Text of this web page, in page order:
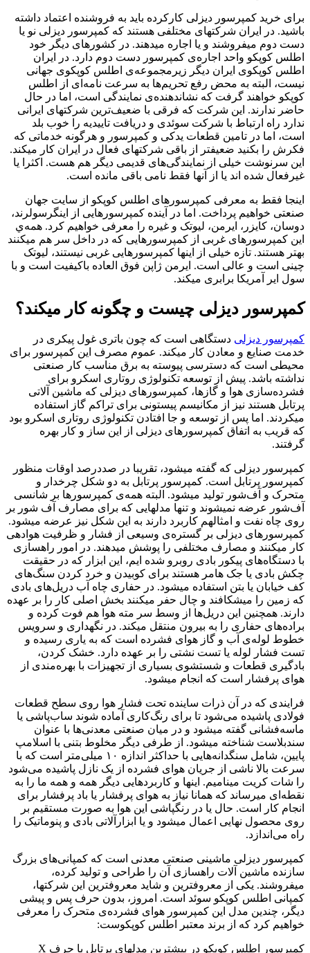
برای خرید کمپرسور دیزلی کارکرده باید به فروشنده اعتماد داشته
باشید. در ایران شرکتهای مختلفی هستند که کمپرسور دیزلی نو یا
دست دوم میفروشند و یا اجاره میدهند. در کشورهای دیگر خود
اطلس کوپکو واحد اجاره‌ی کمپرسور دست دوم دارد. در ایران
اطلس کوپکوی ایران دیگر زیرمجموعه‌ی اطلس کوپکوی جهانی
نیست،‌ البته به محض رفع تحریم‌ها به سرعت نامه‌ای از اطلس
کوپکو خواهند گرفت که نشاندهنده‌ی نمایندگی است، اما در حال
حاضر ندارند. این شرکت که فرقی با ضعیف‌ترین شرکتهای ایرانی
ندارد راه ارتباط با شرکت سوئدی و دریافت تاییدیه را خوب بلد
است، اما در تامین قطعات یدکی و کمپرسور و هرگونه خدماتی که
فکرش را بکنید ضعیفتر از باقی شرکتهای فعال در ایران کار میکند.
این سرنوشت خیلی از نمایندگی‌های قدیمی دیگر هم هست. اکثرا یا
غیرفعال شده اند یا از آنها فقط نامی باقی مانده است.
اینجا فقط به معرفی کمپرسورهای اطلس کوپکو از سایت جهان
صنعتی خواهیم پرداخت. اما در آینده کمپرسورهایی از اینگرسولرند،
دوسان، کایزر، ایرمن، لیوتک و غیره را معرفی خواهیم کرد. همه‌ي
این کمپرسورهای غربی از کمپرسورهایی که در داخل سر هم میکنند
بهتر هستند. تازه خیلی از اینها کمپرسورهایی غربی نیستند، لیوتک
چینی است و عالی است. ایرمن ژاپن فوق العاده باکیفیت است و با
سول ایر آمریکا برابری میکند.
کمپرسور دیزلی چیست و چگونه کار میکند؟
کمپرسور دیزلی دستگاهی است که چون باتری غول پیکری در
خدمت صنایع و معادن کار میکند. عموم مصرف این کمپرسور برای
محیطی است که دسترسی پیوسته به برق مناسب کار صنعتی
نداشته باشد. پیش از توسعه تکنولوژی روتاری اسکرو برای
فشرده‌سازی هوا و گازها، کمپرسورهای دیزلی که ماشین آلاتی
پرتابل هستند نیز از مکانیسم پیستونی برای تراکم گاز استفاده
میکردند. اما پس از توسعه و جا افتادن تکنولوژی روتاری اسکرو بود
که قریب به اتفاق کمپرسورهای دیزلی از این ساز و کار بهره
گرفتند.
کمپرسور دیزلی که گفته میشود، تقریبا در صددرصد اوقات منظور
کمپرسور پرتابل است. کمپرسور پرتابل به دو شکل چرخدار و
متحرک و آف‌شور تولید میشود. البته همه‌ی کمپرسورها بر شانسی
آف‌شور عرضه نمیشوند و تنها مدلهایی که برای مصارف آف شور بر
روی چاه نفت و امثالهم کاربرد دارند به این شکل نیز عرضه میشود.
کمپرسورهای دیزلی بر گستره‌ی وسیعی از فشار و ظرفیت هوادهی
کار میکنند و مصارف مختلفی را پوشش میدهند. در امور راهسازی
با دستگاه‌های پیکور بادی روبرو شده ایم، این ابزار که در حقیقت
چکش بادی یا جک هامر هستند برای کوبیدن و خرد کردن سنگ‌های
کف خیابان یا بتن استفاده میشود. در حفاری چاه آب دریل‌های بادی
که زمین را میشکافند و چال حفر میکنند بخش اصلی کار را بر عهده
دارند. همچنین این دریل‌ها از وسط سر مته هوا هم فوت کرده و
براده‌های حفاری را به بیرون منتقل میکند. در نگهداری و سرویس
خطوط لوله‌ی آب و گاز هوای فشرده است که به یاری رسیده و
تست فشار لوله یا تست نشتی را بر عهده دارد. خشک کردن،
بادگیری قطعات و شستشوی بسیاری از تجهیزات با بهره‌مندی از
هوای پرفشار است که انجام میشود.
فرایندی که در آن ذرات ساینده تحت فشار هوا روی سطح قطعات
فولادی پاشیده می‌شود تا برای رنگ‌کاری آماده شوند ساب‌پاشی یا
ماسه‌فشانی گفته میشود و در میان صنعتی معدنی‌ها با عنوان
سندبلاست شناخته میشود. از طرفی دیگر مخلوط بتنی با اسلامپ
پایین، شامل سنگدانه‌هایی با حداکثر اندازه ۱۰ میلی‌متر است که با
سرعت بالا ناشی از جریان هوای فشرده از یک نازل پاشیده می‌شود
را شات کریت مینامیم. اینها و کاربردهایی دیگر همه و همه ما را به
نقطه‌ای میرساند که همانا نیاز به هوای پرفشار یا باد پرفشار برای
انجام کار است. حال یا در رنگپاشی این هوا به صورت مستقیم بر
روی محصول نهایی اعمال میشود و یا ابزارآلاتی بادی و پنوماتیک را
راه می‌اندازد.
کمپرسور دیزلی ماشینی صنعتی معدنی است که کمپانی‌های بزرگ
سازنده ماشین آلات راهسازی آن را طراحی و تولید کرده،
میفروشند. یکی از معروفترین و شاید معروفترین این شرکتها،
کمپانی اطلس کوپکو سوئد است. امروز، بدون حرف پس و پیشی
دیگر، چندین مدل این کمپرسور هوای فشرده‌ی متحرک را معرفی
خواهیم کرد که از برند معتبر اطلس کوپکوست:
کمپرسور اطلس کوپکو در بیشترین مدلهای پرتابل با حرف X